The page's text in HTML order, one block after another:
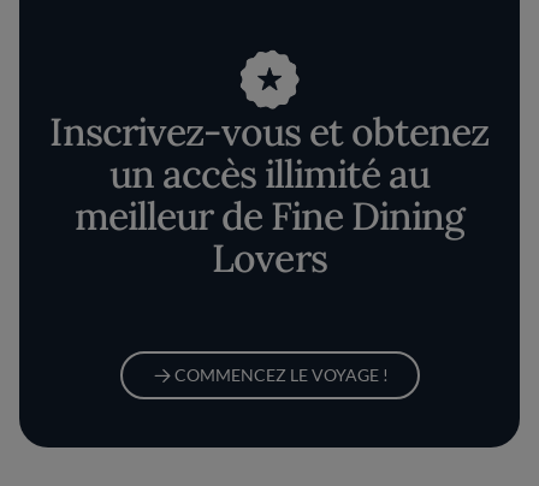
Inscrivez-vous et obtenez
un accès illimité au
meilleur de Fine Dining
Lovers
COMMENCEZ LE VOYAGE !